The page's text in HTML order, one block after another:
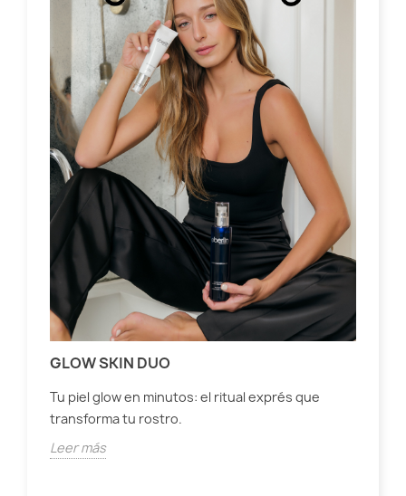
GLOW SKIN DUO
Tu piel glow en minutos: el ritual exprés que
transforma tu rostro.
Leer más